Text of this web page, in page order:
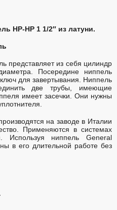
НР-НР 1 1/2″ из латуни.
представляет из себя цилиндр
Посередине ниппель
для завертывания. Ниппель
две трубы, имеющие
имеет засечки. Они нужны
на заводе в Италии
Применяются в системах
Используя ниппель General
в его длительной работе без